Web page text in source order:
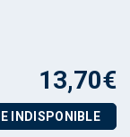
13,70€
INDISPONIBLE